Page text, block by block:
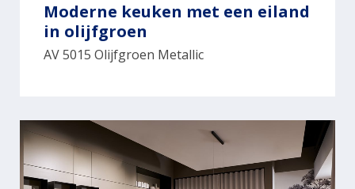
Moderne keuken met een eiland
in olijfgroen
AV 5015 Olijfgroen Metallic